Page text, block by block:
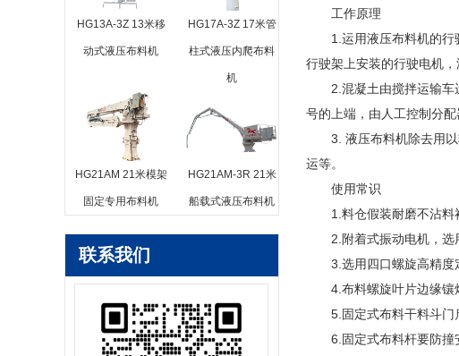
HG13A-3Z 13米移
动式液压布料机
HG17A-3Z 17米管
柱式液压内爬布料
机
HG21AM 21米模架
固定专用布料机
HG21AM-3R 21米
船载式液压布料机
联系我们
工作原理
1.运用液压布料机的行驶
行驶架上安装的行驶电机
2.混凝土由搅拌运输车运
号的上端，由人工控制分
3. 液压布料机除去用以
运等。
使用常识
1.料仓假装耐磨不沾料
2.附着式振动电机，选用
3.选用四口螺旋高精度定
4.布料螺旋叶片边缘镶焊
5.固定式布料干料斗门启
6.固定式布料杆要防撞安